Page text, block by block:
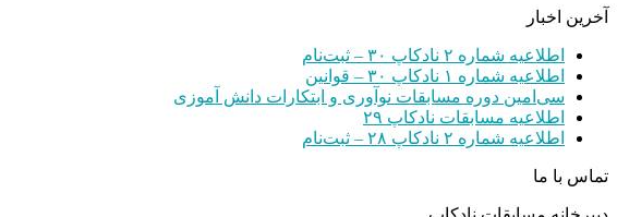
آخرین اخبار
اطلاعیه شماره ۲ نادکاپ ۳۰ – ثبت‌نام
اطلاعیه شماره ۱ نادکاپ ۳۰ – قوانین
سی‌امین دوره مسابقات نوآوری و ابتکارات دانش آموزی
اطلاعیه مسابقات نادکاپ ۲۹
اطلاعیه شماره ۲ نادکاپ ۲۸ – ثبت‌نام
تماس با ما